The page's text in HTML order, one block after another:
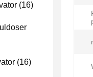
(16)
(16)